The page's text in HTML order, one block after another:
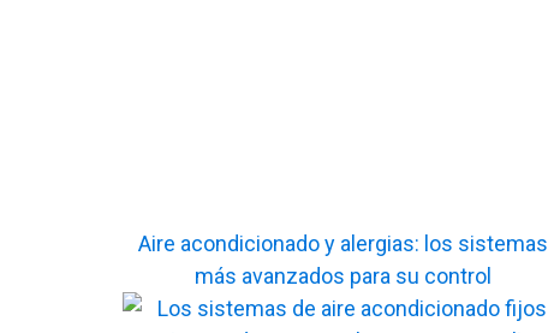
Aire acondicionado y alergias: los sistemas
más avanzados para su control